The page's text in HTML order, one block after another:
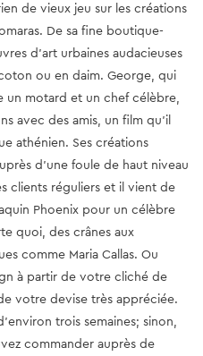
de vieux jeu sur les créations
De sa fine boutique-
d'art urbaines audacieuses
ou en daim. George, qui
un motard et un chef célèbre,
avec des amis, un film qu'il
athénien. Ses créations
d'une foule de haut niveau
clients réguliers et il vient de
Phoenix pour un célèbre
quoi, des crânes aux
comme Maria Callas. Ou
à partir de votre cliché de
votre devise très appréciée.
trois semaines; sinon,
commander auprès de